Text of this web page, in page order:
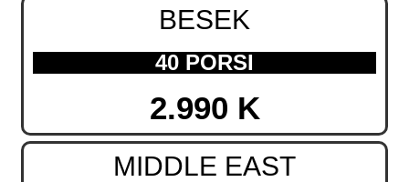
BESEK
40 PORSI
2.990 K
MIDDLE EAST